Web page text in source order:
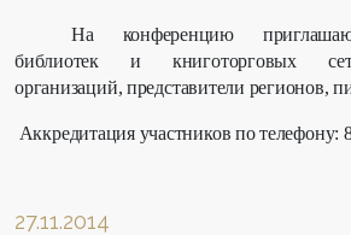
На конференцию
библиотек и книготорговых
организаций, представители регионов,
Аккредитация участников по телефону:
27.11.2014